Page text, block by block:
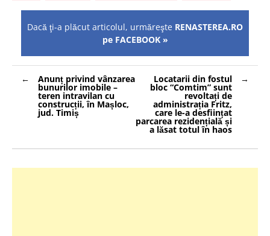
Dacă ţi-a plăcut articolul, urmăreşte RENASTEREA.RO
pe FACEBOOK »
Navigare
în
articole
Anunț privind vânzarea
bunurilor imobile –
teren intravilan cu
construcții, în Mașloc,
jud. Timiș
Locatarii din fostul
bloc “Comtim” sunt
revoltați de
administrația Fritz,
care le-a desființat
parcarea rezidențială și
a lăsat totul în haos